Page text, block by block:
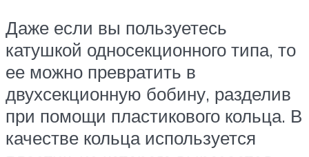
Даже если вы пользуетесь
катушкой односекционного типа, то
ее можно превратить в
двухсекционную бобину, разделив
при помощи пластикового кольца. В
качестве кольца используется